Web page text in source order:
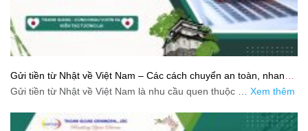
Gửi tiền từ Nhật về Việt Nam – Các cách chuyển an toàn, nhanh
và tiết kiệm
Gửi tiền từ Nhật về Việt Nam là nhu cầu quen thuộc … Xem thêm